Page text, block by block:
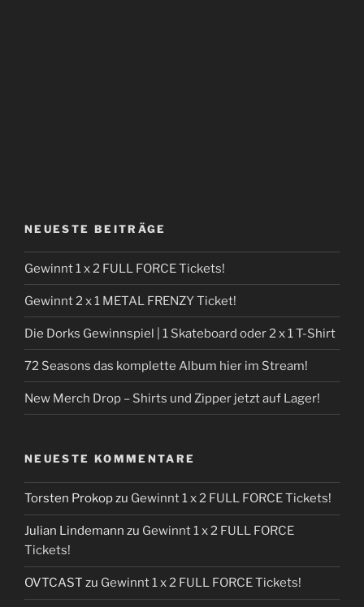
NEUESTE BEITRÄGE
Gewinnt 1 x 2 FULL FORCE Tickets!
Gewinnt 2 x 1 METAL FRENZY Ticket!
Die Dorks Gewinnspiel | 1 Skateboard oder 2 x 1 T-Shirt
72 Seasons das komplette Album hier im Stream!
New Merch Drop – Shirts und Zipper jetzt auf Lager!
NEUESTE KOMMENTARE
Torsten Prokopzu Gewinnt 1 x 2 FULL FORCE Tickets!
Julian Lindemann zu Gewinnt 1 x 2 FULL FORCE
Tickets!
OVTCAST zu Gewinnt 1 x 2 FULL FORCE Tickets!